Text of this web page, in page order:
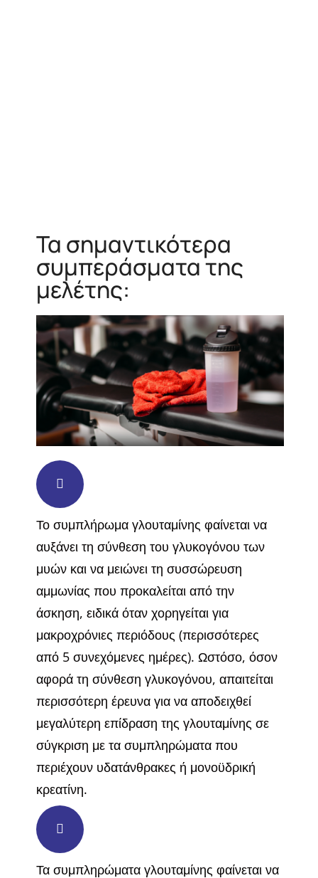
Τα σημαντικότερα
συμπεράσματα της
μελέτης:
Το συμπλήρωμα γλουταμίνης φαίνεται να
αυξάνει τη σύνθεση του γλυκογόνου των
μυών και να μειώνει τη συσσώρευση
αμμωνίας που προκαλείται από την
άσκηση, ειδικά όταν χορηγείται για
μακροχρόνιες περιόδους (περισσότερες
από 5 συνεχόμενες ημέρες). Ωστόσο, όσον
αφορά τη σύνθεση γλυκογόνου, απαιτείται
περισσότερη έρευνα για να αποδειχθεί
μεγαλύτερη επίδραση της γλουταμίνης σε
σύγκριση με τα συμπληρώματα που
περιέχουν υδατάνθρακες ή μονοϋδρική
κρεατίνη.
Τα συμπληρώματα γλουταμίνης φαίνεται να